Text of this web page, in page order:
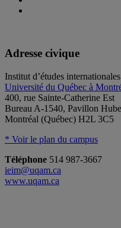
Adresse civique
Institut d’études
Université du Québec à
400, rue Sainte-Catherine Est
Bureau A-1540, Pavillon
Montréal (Québec) H2L 3C5
* Voir le plan du campus
Téléphone 514 987-3667
ieim@uqam.ca
www.uqam.ca